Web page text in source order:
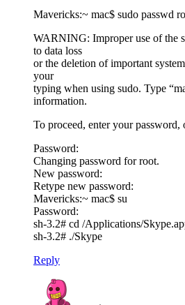
Mavericks:~ mac$ sudo passwd
WARNING: Improper use of the
to data loss
or the deletion of important
your
typing when using sudo. Type
information.
To proceed, enter your
Password:
Changing password for root.
New password:
Retype new password:
Mavericks:~ mac$ su
Password:
sh-3.2# cd /Applications/
sh-3.2# ./Skype
Reply